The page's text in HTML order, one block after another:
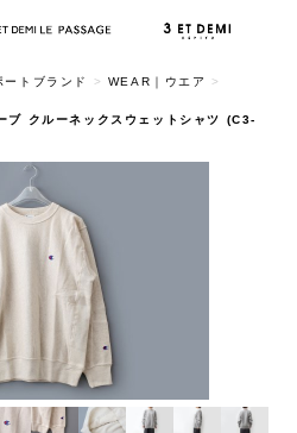
トブランド > WEAR｜ウエア >
クルーネックスウェットシャツ (C3-